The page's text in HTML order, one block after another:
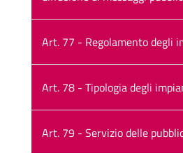
Art. 77 - Regolamento degli
Art. 78 - Tipologia degli
Art. 79 - Servizio delle